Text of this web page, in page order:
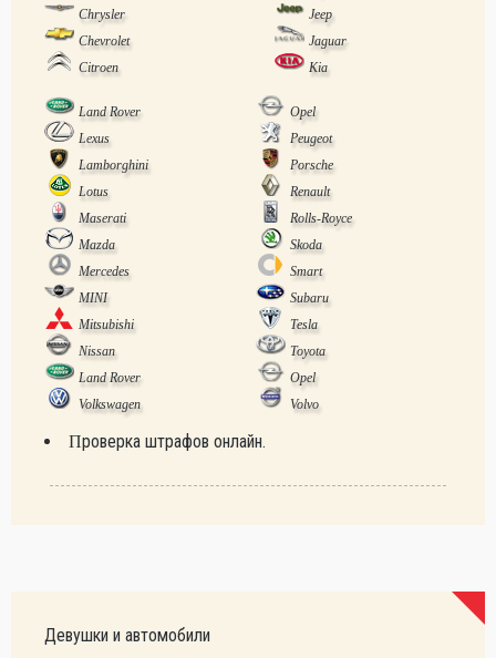
Chrysler
Jeep
Chevrolet
Jaguar
Citroen
Kia
Land Rover
Opel
Lexus
Peugeot
Lamborghini
Porsche
Lotus
Renault
Maserati
Rolls-Royce
Mazda
Skoda
Mercedes
Smart
MINI
Subaru
Mitsubishi
Tesla
Nissan
Toyota
Land Rover
Opel
Volkswagen
Volvo
Проверка штрафов онлайн.
Девушки и автомобили